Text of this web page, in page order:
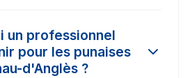
d'Anglès n'ont pas la
(produits biocides)
ou les œufs. Un pro
un professionnel
pour les punaises
d'Anglès ?